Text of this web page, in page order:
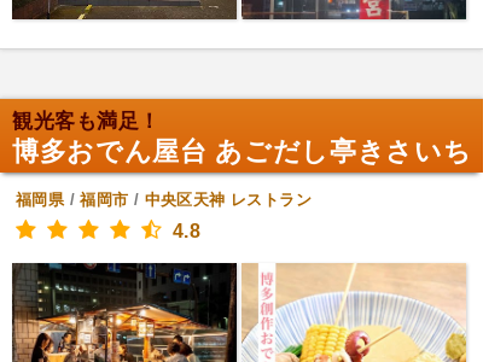
観光客も満足！
博多おでん屋台 あごだし亭きさいち
福岡県/福岡市 / 中央区天神 レストラン
4.8